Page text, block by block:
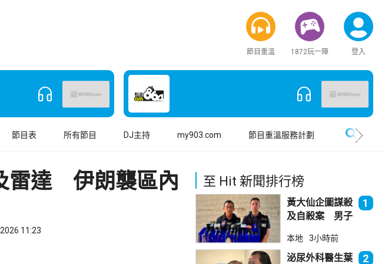
節目重溫 1872玩一陣 登入
節目表 所有節目 DJ主持 my903.com 節目重溫服務計劃
雷達 伊朗襲區內
11:23
至 Hit 新聞排行榜
黃大仙企圖謀殺
及自殺案 男子
墮樓亡
1
本地 3小時前
泌尿外科醫生葉 2